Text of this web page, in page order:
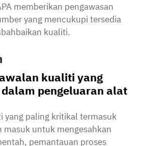
memberikan pengawasan
yang mencukupi tersedia
kualiti.
kualiti yang
pengeluaran alat
yang paling kritikal termasuk
masuk untuk mengesahkan
pemantauan proses